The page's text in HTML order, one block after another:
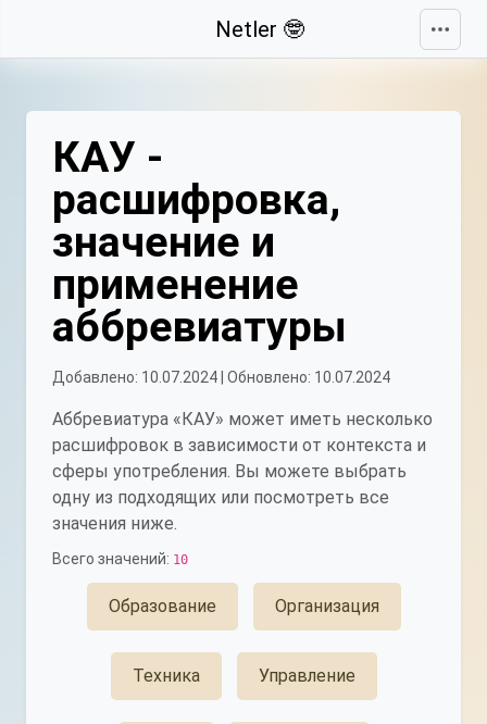
Netler 🤓
КАУ -
расшифровка,
значение и
применение
аббревиатуры
Добавлено: 10.07.2024 | Обновлено: 10.07.2024
Аббревиатура «КАУ» может иметь несколько
расшифровок в зависимости от контекста и
сферы употребления. Вы можете выбрать
одну из подходящих или посмотреть все
значения ниже.
Всего значений: 10
Образование Организация
Техника Управление